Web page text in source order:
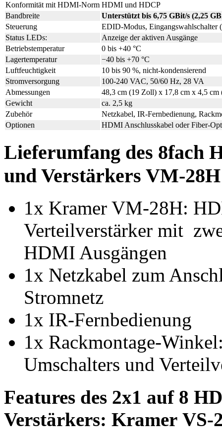
Konformität mit HDMI-Norm HDMI und HDCP
Bandbreite
Unterstützt bis 6,75 GBit/s (2,25
Steuerung
EDID-Modus, Eingangswahlschalter
Status LEDs:
Anzeige der aktiven Ausgänge
Betriebstemperatur
0 bis +40 °C
Lagertemperatur
−40 bis +70 °C
Luftfeuchtigkeit
10 bis 90 %, nicht-kondensierend
Stromversorgung
100-240 VAC, 50/60 Hz, 28 VA
Abmessungen
48,3 cm (19 Zoll) x 17,8 cm x 4,5
Gewicht
ca. 2,5 kg
Zubehör
Netzkabel, IR-Fernbedienung,
Optionen
HDMI Anschlusskabel oder Fiber-
Lieferumfang des 8fach
und Verstärkers VM-
1x Kramer VM-28H:
Verteilverstärker mit
HDMI Ausgängen
1x Netzkabel zum
Stromnetz
1x IR-Fernbedienung
1x Rackmontage-
Umschalters und
Features des 2x1 auf 8
Verstärkers: Kramer VS-